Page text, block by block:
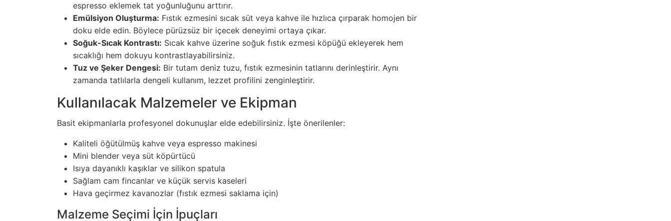
espresso eklemek tat yoğunluğunu arttırır.
Emülsiyon Oluşturma: Fıstık ezmesini sıcak süt veya kahve ile hızlıca çırparak homojen bir
doku elde edin. Böylece pürüzsüz bir içecek deneyimi ortaya çıkar.
Soğuk-Sıcak Kontrastı: Sıcak kahve üzerine soğuk fıstık ezmesi köpüğü ekleyerek hem
sıcaklığı hem dokuyu kontrastlayabilirsiniz.
Tuz ve Şeker Dengesi: Bir tutam deniz tuzu, fıstık ezmesinin tatlarını derinleştirir. Aynı
zamanda tatlılarla dengeli kullanım, lezzet profilini zenginleştirir.
Kullanılacak Malzemeler ve Ekipman
Basit ekipmanlarla profesyonel dokunuşlar elde edebilirsiniz. İşte önerilenler:
Kaliteli öğütülmüş kahve veya espresso makinesi
Mini blender veya süt köpürtücü
Isıya dayanıklı kaşıklar ve silikon spatula
Sağlam cam fincanlar ve küçük servis kaseleri
Hava geçirmez kavanozlar (fıstık ezmesi saklama için)
Malzeme Seçimi İçin İpuçları